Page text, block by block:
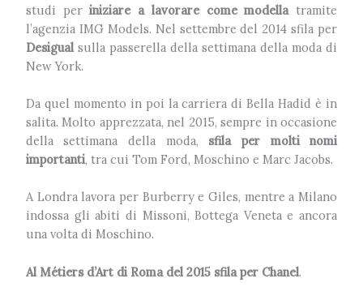
studi periniziare a lavorare come modellatramite
l’agenzia IMG Models. Nel settembre del 2014 sfila per
Desigualsulla passerella della settimana della moda di
New York.
Da quel momento in poi la carriera di Bella Hadid è in
salita. Molto apprezzata, nel 2015, sempre in occasione
della settimana della moda, sfila per molti nomi
importanti, tra cui Tom Ford, Moschino e Marc Jacobs.
A Londra lavora per Burberry e Giles, mentre a Milano
indossa gli abiti di Missoni, Bottega Veneta e ancora
una volta di Moschino.
Al Métiers d’Art di Roma del 2015 sfila per Chanel.